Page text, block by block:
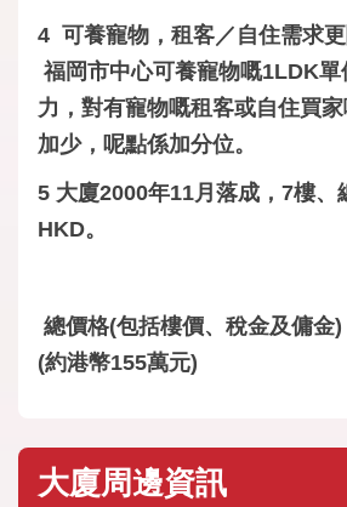
4 可養寵物，租客／自住需求
福岡市中心可養寵物嘅1LDK單
力，對有寵物嘅租客或自住買
加少，呢點係加分位。
5 大廈2000年11月落成，7樓、
HKD。
總價格(包括樓價、稅金及傭金
(約港幣155萬元)
大廈周邊資訊